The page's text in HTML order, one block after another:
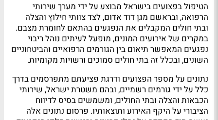
הטיפול בפצועים בישראל מבוצע על ידי מערך שירותי
הרפואה, ובראשם מגן דוד אדום, לצד צוותי חילוץ והצלה
ובתי חולים המקבלים את הנפגעים בהתאם לחומרת מצבם.
במקרים של אירועים המונים, מופעל לעיתים נוהל ריבוי
נפגעים המאפשר תיאום בין הגורמים הרפואיים והביטחוניים
השונים, ובכלל זה בתי חולים סמוכים ורשויות מקומיות.
נתונים על מספר הפצועים ודרגת פציעתם מתפרסמים בדרך
כלל על ידי גורמים רשמיים, ובהם משטרת ישראל, שירותי
הכבאות והצלה ובתי החולים, ומשמשים בסיס לדיווח
הציבורי על היקף האירוע ותוצאותיו. פרסום נתונים אלה